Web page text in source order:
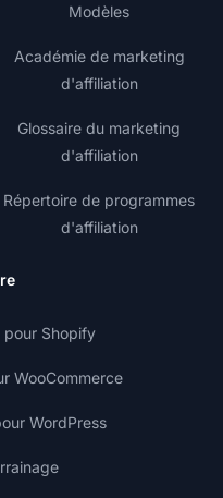
Modèles
Académie de marketing
d'affiliation
Glossaire du marketing
d'affiliation
Répertoire de programmes
d'affiliation
Shopify
WooCommerce
WordPress